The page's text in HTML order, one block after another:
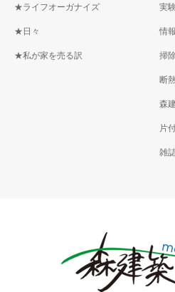
★ライフオーガナイズ
★日々
★私が家を売る訳
実
情報
掃除
断
森
片
雑